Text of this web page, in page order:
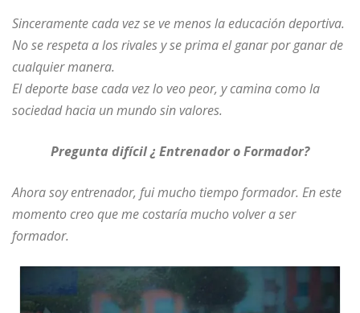
Sinceramente cada vez se ve menos la educación deportiva.
No se respeta a los rivales y se prima el ganar por ganar de
cualquier manera.
El deporte base cada vez lo veo peor, y camina como la
sociedad hacia un mundo sin valores.
Pregunta difícil ¿ Entrenador o Formador?
Ahora soy entrenador, fui mucho tiempo formador. En este
momento creo que me costaría mucho volver a ser
formador.